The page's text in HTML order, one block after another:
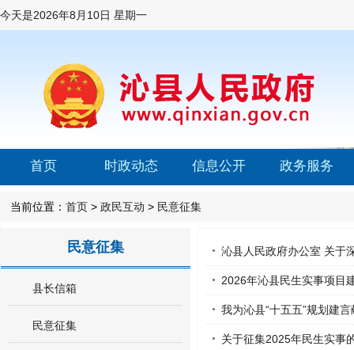
今天是2026年8月10日 星期一
首页 时政动态 信息公开 政务服务
当前位置： 首页 > 政民互动 > 民意征集
民意征集
县长信箱
民意征集
沁县人民政府办公室 关于
2026年沁县民生实事项目
我为沁县“十五五”规划建言
关于征集2025年民生实事